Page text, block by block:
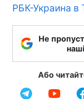
РБК-Украина в
Не
Або